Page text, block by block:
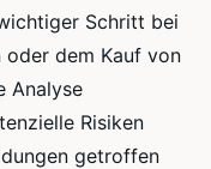
Schritt bei
oder dem Kauf von
Analyse
Risiken
getroffen